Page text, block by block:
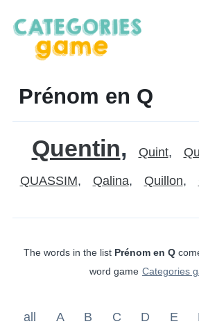
Prénom en Q
Quentin Quint
QUASSIM Qalina Quillon
The words in the list Prénom en Q
word game Categories
all A B C D E